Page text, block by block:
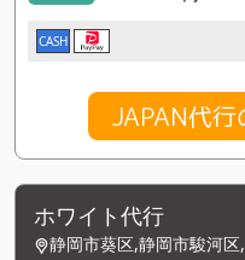
CASH
JAPAN代
ホワイト代行
静岡市葵区,静岡市駿河